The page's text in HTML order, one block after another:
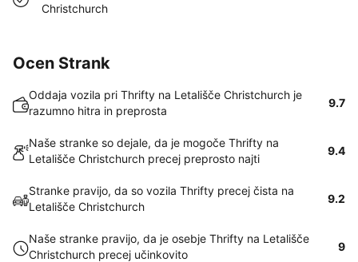
Christchurch
Ocen Strank
Oddaja vozila pri Thrifty na Letališče Christchurch je
razumno hitra in preprosta
9.7
Naše stranke so dejale, da je mogoče Thrifty na
Letališče Christchurch precej preprosto najti
9.4
Stranke pravijo, da so vozila Thrifty precej čista na
Letališče Christchurch
9.2
Naše stranke pravijo, da je osebje Thrifty na Letališče
Christchurch precej učinkovito
9